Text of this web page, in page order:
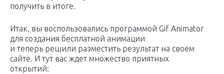
получить в итоге.
Итак, вы воспользовались программой Gif Animator
для создания бесплатной анимации
и теперь решили разместить результат на своем
сайте. И тут вас ждет множество приятных
открытий: